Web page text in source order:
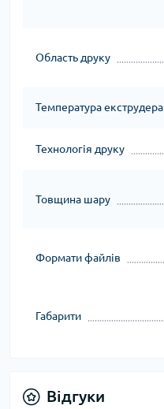
Область друку
Температура екструдера
Технологія друку
Товщина шару
Формати файлів
Габарити
Відгуки